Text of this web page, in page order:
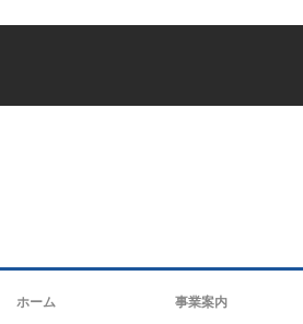
ホーム 事業案内